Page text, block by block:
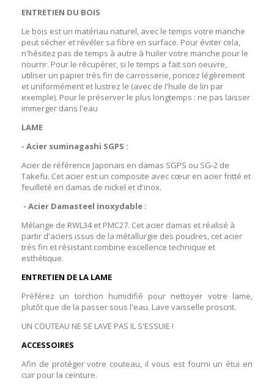
ENTRETIEN DU BOIS
Le bois est un matériau naturel, avec le temps votre manche
peut sécher et révéler sa fibre en surface. Pour éviter cela,
n'hésitez pas de temps à autre à huiler votre manche pour le
nourrir. Pour le récupérer, si le temps a fait son oeuvre,
utiliser un papier très fin de carrosserie, poncez légèrement
et uniformément et lustrez le (avec de l'huile de lin par
exemple). Pour le préserver le plus longtemps : ne pas laisser
immerger dans l'eau
LAME
- Acier suminagashi SGPS :
Acier de référence Japonais en damas SGPS ou SG-2 de
Takefu. Cet acier est un composite avec cœur en acier fritté et
feuilleté en damas de nickel et d'inox.
- Acier Damasteel inoxydable :
Mélange de RWL34 et PMC27. Cet acier damas et réalisé à
partir d'aciers issus de la métallurgie des poudres, cet acier
très fin et résistant combine excellence technique et
esthétique.
ENTRETIEN DE LA LAME
Préférez un torchon humidifié pour nettoyer votre lame,
plutôt que de la passer sous l'eau. Lave vaisselle proscrit.
UN COUTEAU NE SE LAVE PAS IL S'ESSUIE !
ACCESSOIRES
Afin de protéger votre couteau, il vous est fourni un étui en
cuir pour la ceinture.